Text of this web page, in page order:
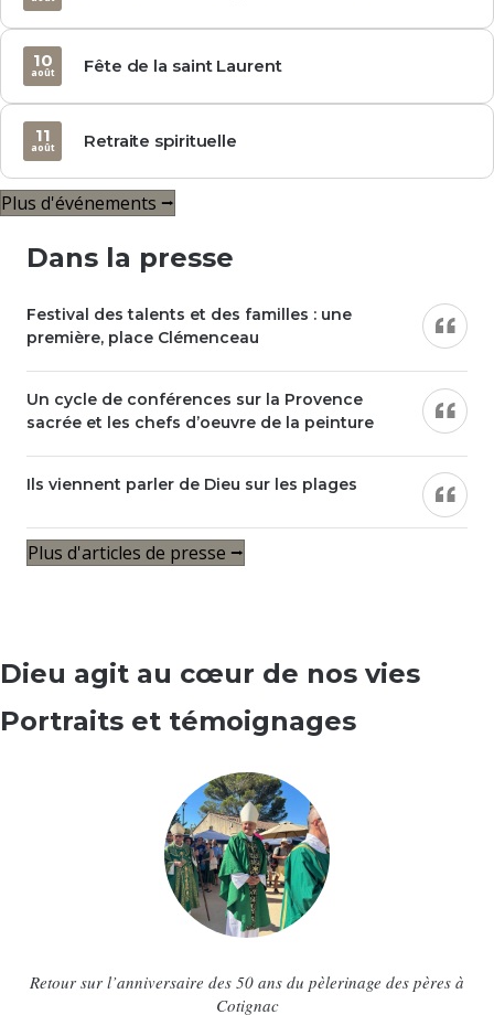
Fête de la saint Laurent
10
août
Retraite spirituelle
11
août
Plus d'événements ⭢
Dans la presse
Festival des talents et des familles : une
première, place Clémenceau
Un cycle de conférences sur la Provence
sacrée et les chefs d’oeuvre de la peinture
Ils viennent parler de Dieu sur les plages
Plus d'articles de presse ⭢
Dieu agit au cœur de nos vies
Portraits et témoignages
Retour sur l’anniversaire des 50 ans du pèlerinage des pères à
Cotignac